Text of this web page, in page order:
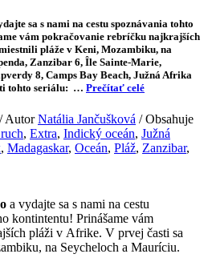
sa s nami na cestu spoznávania tohto
vám pokračovanie rebríčku najkrajších
pláže v Keni, Mozambiku, na
Zanzibar 6, Île Sainte-Marie,
8, Camps Bay Beach, Južná Afrika
tohto seriálu: … Prečítať celé
AutorNatália Jančušková / Obsahuje
, Extra, Indický oceán, Južná
, Madagaskar, Oceán, Pláž, Zanzibar,
a vydajte sa s nami na cestu
kontintentu! Prinášame vám
pláži v Afrike. V prvej časti sa
na Seycheloch a Mauríciu.